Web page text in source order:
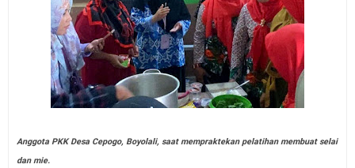
Anggota PKK Desa Cepogo, Boyolali, saat mempraktekan pelatihan membuat selai
dan mie.